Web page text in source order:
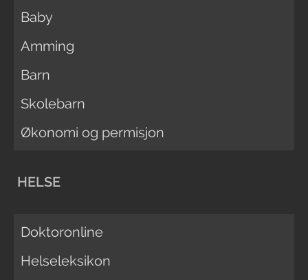
Baby
Amming
Barn
Skolebarn
Økonomi og permisjon
HELSE
Doktoronline
Helseleksikon